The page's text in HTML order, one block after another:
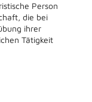
Person
die bei
ihrer
Tätigkeit